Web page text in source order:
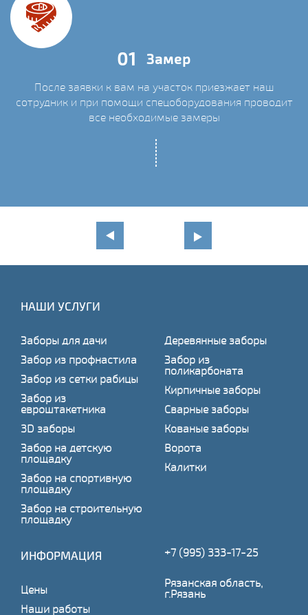
01 Замер
После заявки к вам на участок приезжает наш
сотрудник и при помощи спецоборудования проводит
все необходимые замеры
НАШИ УСЛУГИ
Заборы для дачи
Забор из профнастила
Забор из сетки рабицы
Забор из
евроштакетника
3D заборы
Забор на детскую
площадку
Забор на спортивную
площадку
Забор на строительную
площадку
Деревянные заборы
Забор из
поликарбоната
Кирпичные заборы
Сварные заборы
Кованые заборы
Ворота
Калитки
ИНФОРМАЦИЯ
Цены
Наши работы
+7 (995) 333-17-25
Рязанская область,
г.Рязань